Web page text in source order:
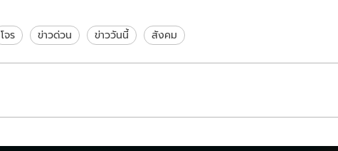
โจร ข่าวด่วน ข่าววันนี้ สังคม